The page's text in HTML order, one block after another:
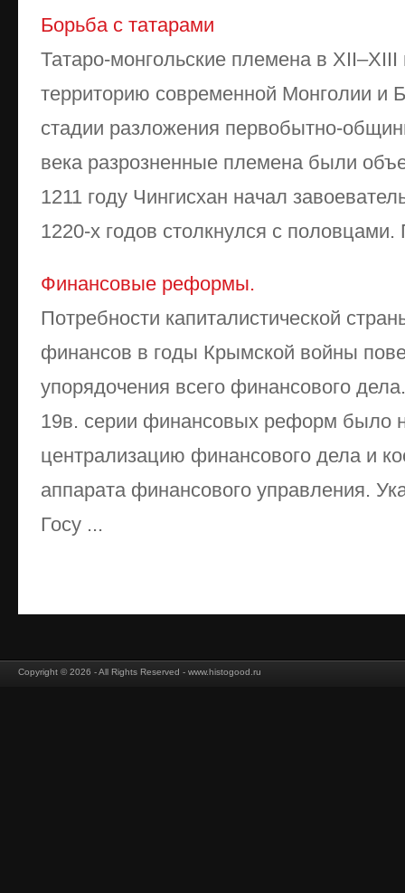
Борьба с татарами
Татаро-монгольские племена в XII–XIII
территорию современной Монголии и
стадии разложения первобытно-
века разрозненные племена были
1211 году Чингисхан начал
1220-х годов столкнулся с
Финансовые реформы.
Потребности капиталистической
финансов в годы Крымской войны
упорядочения всего финансового
19в. серии финансовых реформ было
централизацию финансового дела и
аппарата финансового управления.
Госу ...
Copyright © 2026 - All Rights Reserved - www.histogood.ru